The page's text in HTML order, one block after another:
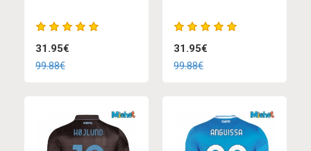
31.95€
99.88€
31.95€
99.88€